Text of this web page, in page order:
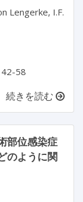
Lengerke, I.F.
58
続きを読む
部位感染症
のように関